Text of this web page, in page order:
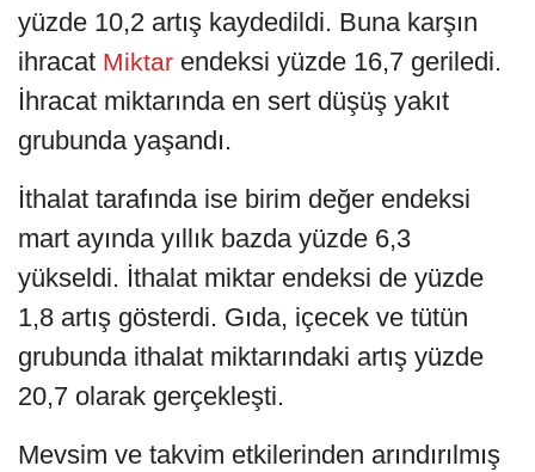
yüzde 10,2 artış kaydedildi. Buna karşın
ihracat Miktar endeksi yüzde 16,7 geriledi.
İhracat miktarında en sert düşüş yakıt
grubunda yaşandı.
İthalat tarafında ise birim değer endeksi
mart ayında yıllık bazda yüzde 6,3
yükseldi. İthalat miktar endeksi de yüzde
1,8 artış gösterdi. Gıda, içecek ve tütün
grubunda ithalat miktarındaki artış yüzde
20,7 olarak gerçekleşti.
Mevsim ve takvim etkilerinden arındırılmış